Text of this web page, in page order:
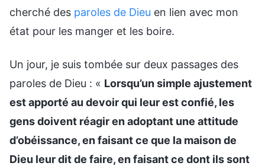
cherché des paroles de Dieu en lien avec mon
état pour les manger et les boire.
Un jour, je suis tombée sur deux passages des
paroles de Dieu : « Lorsqu’un simple ajustement
est apporté au devoir qui leur est confié, les
gens doivent réagir en adoptant une attitude
d’obéissance, en faisant ce que la maison de
Dieu leur dit de faire, en faisant ce dont ils sont